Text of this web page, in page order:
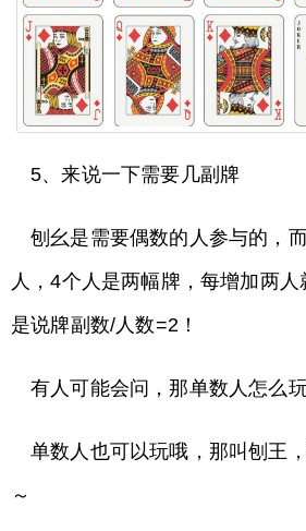
5、来说一下需要几副牌
刨幺是需要偶数的人参与的，
人，4个人是两幅牌，每增加两
是说牌副数/人数=2！
有人可能会问，那单数人怎么
单数人也可以玩哦，那叫刨王
～